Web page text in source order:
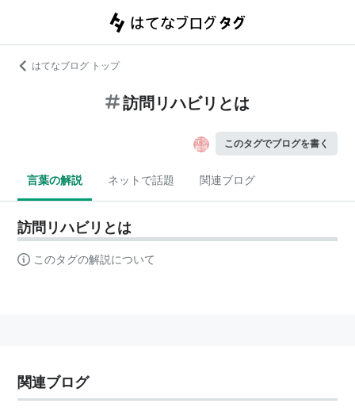
はてなブログ トップ
訪問リハビリとは
このタグでブログを書く
言葉の解説 ネットで話題 関連ブログ
訪問リハビリとは
このタグの解説について
関連ブログ